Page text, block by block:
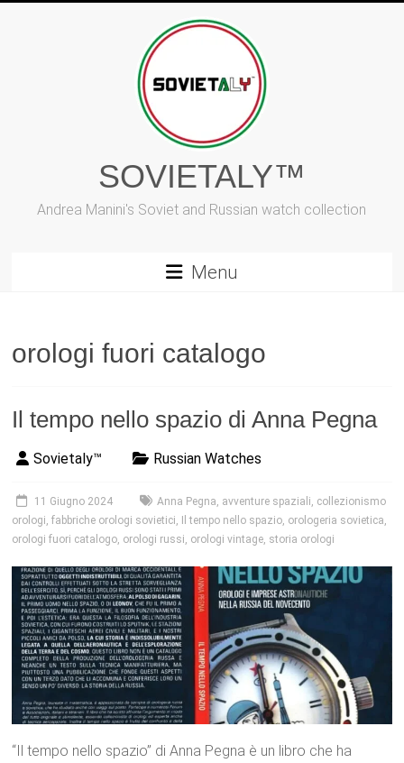
SOVIETALY™
Andrea Manini's Soviet and Russian watch collection
Menu
orologi fuori catalogo
Il tempo nello spazio di Anna Pegna
Sovietaly™ Russian Watches
11 Giugno 2024 Anna Pegna, avventure spaziali, collezionismo
orologi,fabbriche orologi sovietici, Il tempo nello spazio, orologeria sovietica,
orologi fuori catalogo, orologi russi, orologi vintage, storia orologi
“Il tempo nello spazio” di Anna Pegna è un libro che ha